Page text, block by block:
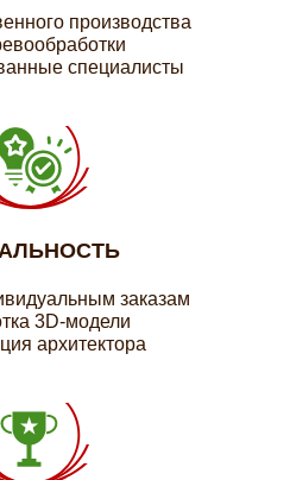
производства
специалисты
заказам
3D-модели
архитектора